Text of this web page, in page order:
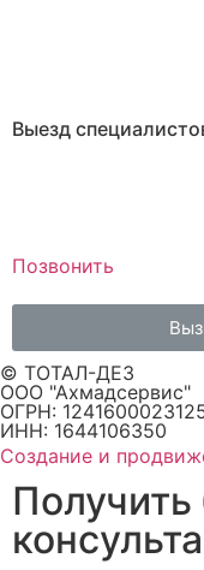
Выезд
Позвонить
© ТОТАЛ-ДЕЗ
ООО "Ахмадсервис"
ОГРН:
ИНН: 1644106350
Создание и